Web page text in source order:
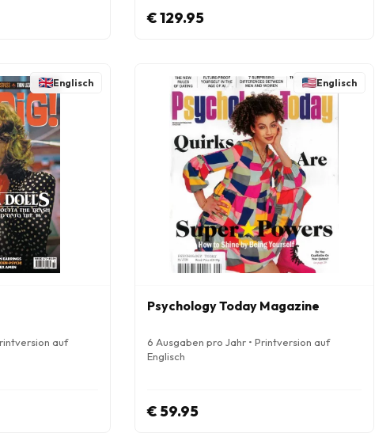
€ 129.95
Englisch
auf
Englisch
Psychology Today Magazine
6 Ausgaben pro Jahr • Printversion auf
Englisch
€ 59.95